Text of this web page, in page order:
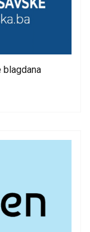
blagdana